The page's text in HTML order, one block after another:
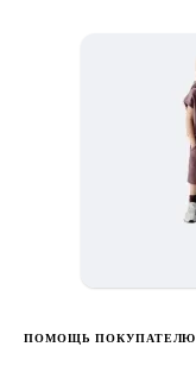
ПОМОЩЬ ПОКУПАТЕЛЮ